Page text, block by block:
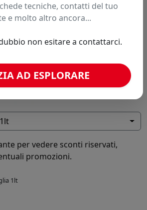
per vedere sconti riservati,
promozioni.
1lt
tecniche, contatti del tuo
e molto altro ancora...
non esitare a contattarci.
AD ESPLORARE